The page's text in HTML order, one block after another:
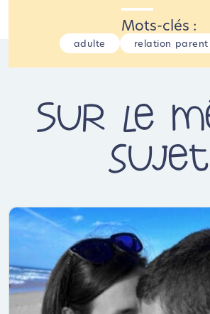
Mots-clés :
adulte relation
Sur le
sujet